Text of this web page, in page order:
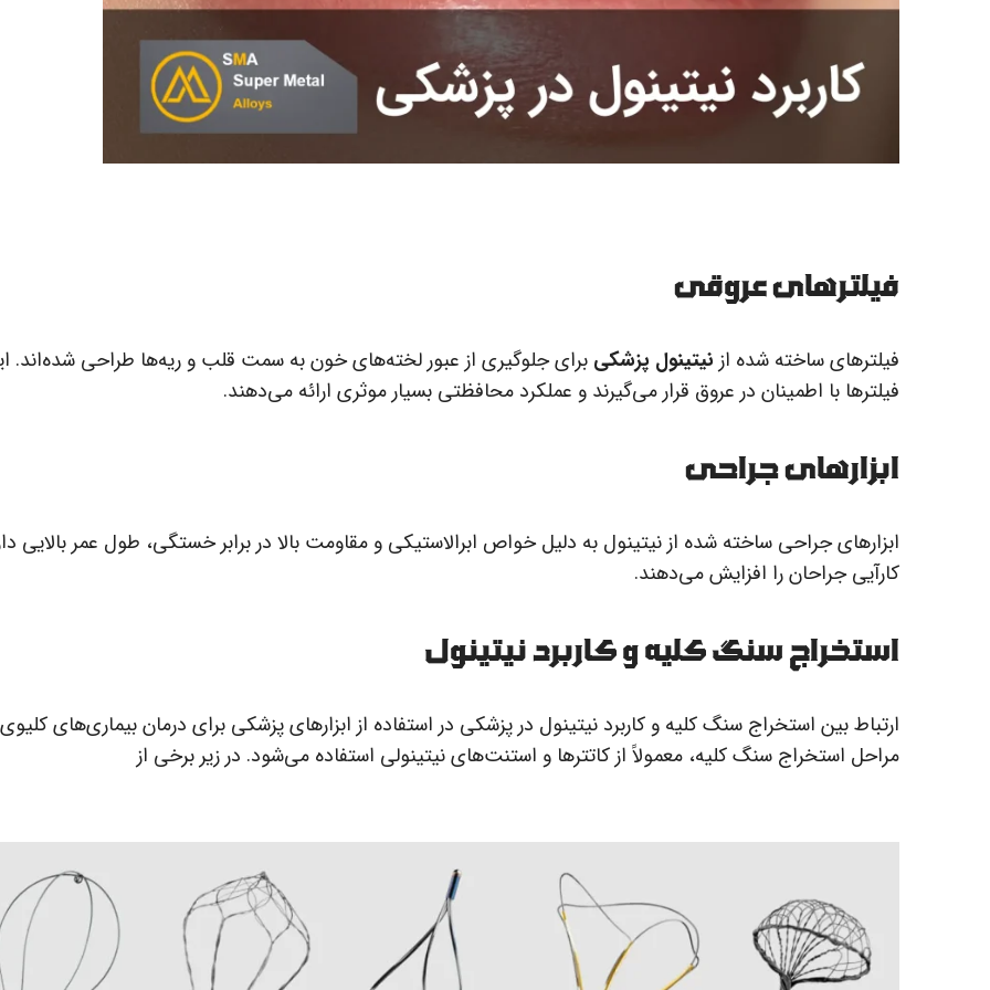
فیلترهای عروقی
فیلترهای ساخته شده از نیتینول پزشکی برای جلوگیری از عبور لخته‌های خون به سمت قلب و ریه‌ها طراحی شده‌اند.
فیلترها با اطمینان در عروق قرار می‌گیرند و عملکرد محافظتی بسیار موثری ارائه می‌دهند.
ابزارهای جراحی
ابزارهای جراحی ساخته شده از نیتینول به دلیل خواص ابرالاستیکی و مقاومت بالا در برابر خستگی، طول عمر بالایی
کارآیی جراحان را افزایش می‌دهند.
استخراج سنگ کلیه و کاربرد نیتینول
ارتباط بین استخراج سنگ کلیه و کاربرد نیتینول در پزشکی در استفاده از ابزارهای پزشکی برای درمان بیماری‌های
مراحل استخراج سنگ کلیه، معمولاً از کاتترها و استنت‌های نیتینولی استفاده می‌شود. در زیر برخی از